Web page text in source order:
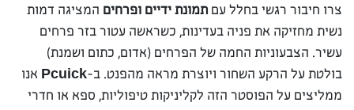
צרו חיבור רגשי בחלל עם תמונת ידיים ופרחים המציגה דמות
נשית מחזיקה את פניה בעדינות, כשראשה עטור בזר פרחים
עשיר. הצבעוניות החמה של הפרחים (אדום, כתום ושמנת)
בולטת על הרקע השחור ויוצרת מראה מהפנט. ב-Pcuick אנו
ממליצים על הפוסטר הזה לקליניקות טיפוליות, ספא או חדרי